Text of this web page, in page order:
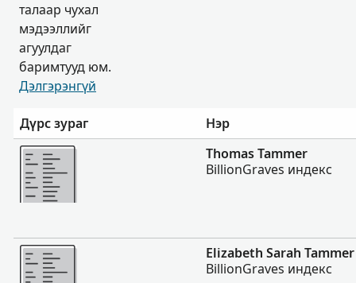
талаар чухал
мэдээллийг
агуулдаг
баримтууд юм.
Дэлгэрэнгүй
Дүрс зураг
Нэр
Нэмэх
Thomas Tammer
BillionGraves индекс
Нэмэх
Elizabeth Sarah Tammer
BillionGraves индекс